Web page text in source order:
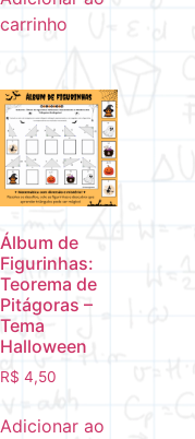
carrinho
Álbum de
Figurinhas:
Teorema de
Pitágoras –
Tema
Halloween
R$ 4,50
Adicionar ao